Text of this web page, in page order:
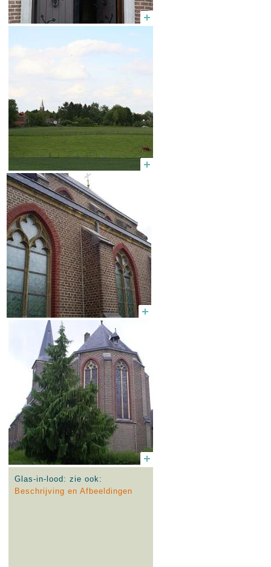
Glas-in-lood: zie ook:
Beschrijving en Afbeeldingen